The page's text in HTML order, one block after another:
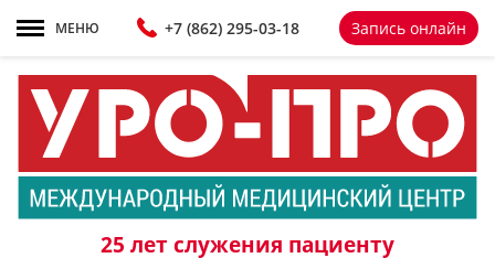
+7 861 298-92-98
25 лет служения пациенту
МЕНЮ +7 (862) 295-03-18 Запись онлайн